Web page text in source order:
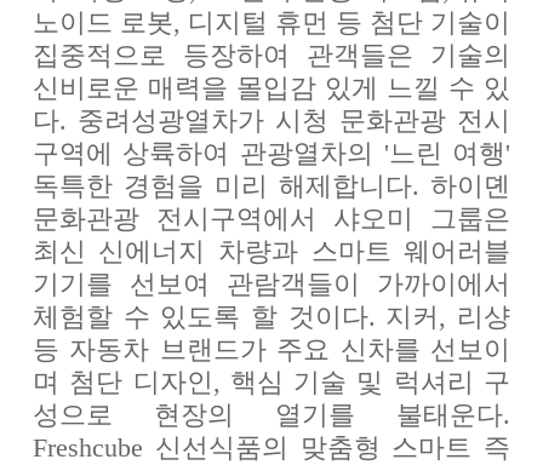
노이드 로봇, 디지털 휴먼 등 첨단 기술이
집중적으로 등장하여 관객들은 기술의
신비로운 매력을 몰입감 있게 느낄 수 있
다. 중려성광열차가 시청 문화관광 전시
구역에 상륙하여 관광열차의 '느린 여행'
독특한 경험을 미리 해제합니다. 하이뎬
문화관광 전시구역에서 샤오미 그룹은
최신 신에너지 차량과 스마트 웨어러블
기기를 선보여 관람객들이 가까이에서
체험할 수 있도록 할 것이다. 지커, 리샹
등 자동차 브랜드가 주요 신차를 선보이
며 첨단 디자인, 핵심 기술 및 럭셔리 구
성으로 현장의 열기를 불태운다.
Freshcube 신선식품의 맞춤형 스마트 즉